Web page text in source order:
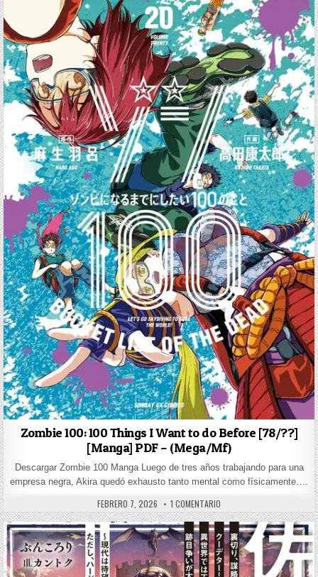
Zombie 100: 100 Things I Want to do Before [78/??]
[Manga] PDF – (Mega/Mf)
Descargar Zombie 100 Manga Luego de tres años trabajando para una
empresa negra, Akira quedó exhausto tanto mental como físicamente….
PUBLISHED DATE:
FEBRERO 7, 2026 1 COMENTARIO EN ZOMBIE 100: 100